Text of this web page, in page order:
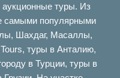
туры. Из
самыми популярными
Шахдаг, Масаллы,
туры в Анталию,
в Турции, туры в